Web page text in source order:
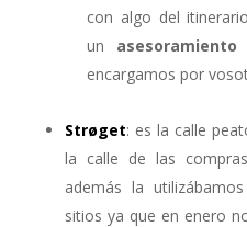
con algo del
un asesoramiento
encargamos por
Strøget: es la calle
la calle de las
además la
sitios ya que en enero